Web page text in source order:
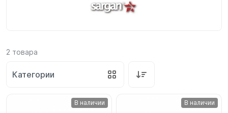
2 товара
Категории
В наличии В наличии